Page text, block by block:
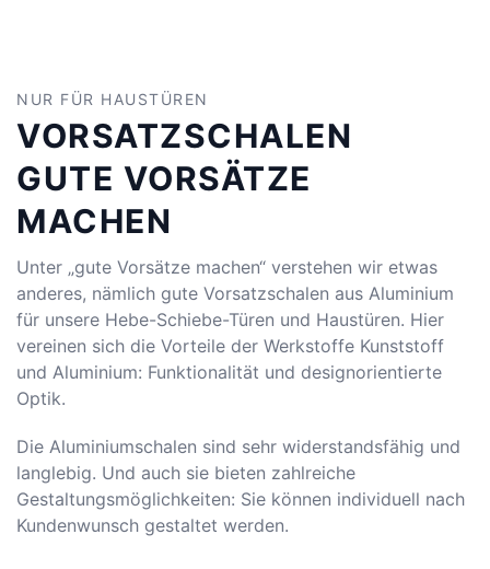
NUR FÜR HAUSTÜREN
VORSATZSCHALEN
GUTE VORSÄTZE
MACHEN
Unter „gute Vorsätze machen“ verstehen wir etwas
anderes, nämlich gute Vorsatzschalen aus Aluminium
für unsere Hebe-Schiebe-Türen und Haustüren. Hier
vereinen sich die Vorteile der Werkstoffe Kunststoff
und Aluminium: Funktionalität und designorientierte
Optik.
Die Aluminiumschalen sind sehr widerstandsfähig und
langlebig. Und auch sie bieten zahlreiche
Gestaltungsmöglichkeiten: Sie können individuell nach
Kundenwunsch gestaltet werden.